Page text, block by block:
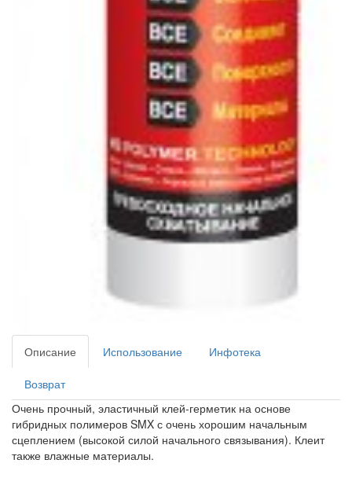
Описание Использование Инфотека
Возврат
Очень прочный, эластичный клей-герметик на основе
гибридных полимеров SMX с очень хорошим начальным
сцеплением (высокой силой начального связывания). Клеит
также влажные материалы.